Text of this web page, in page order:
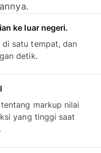
ke luar negeri.
di satu tempat, dan
detik.
markup nilai
yang tinggi saat